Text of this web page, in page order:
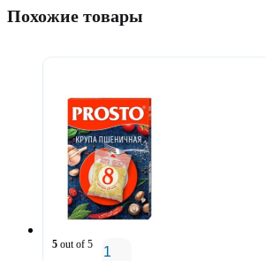
Похожие товары
5 out of 5